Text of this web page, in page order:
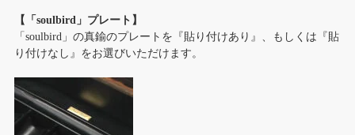
【「soulbird」プレート】
「soulbird」の真鍮のプレートを『貼り付けあり』、もしくは『貼
り付けなし』をお選びいただけます。